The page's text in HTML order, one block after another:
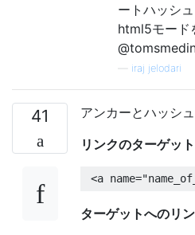
ートハッシ
html5モード
iraj jelodari
41
アンカーとハッシ
リンクのターゲット
<a name=
ターゲットへのリン